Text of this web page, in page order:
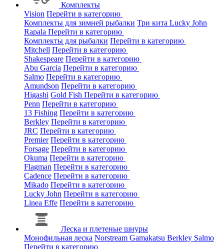
Комплекты
Vision Перейти в категорию
Комплекты для зимней рыбалки Три кита Lucky John
Rapala Перейти в категорию
Комплекты для рыбалки Перейти в категорию
Mitchell Перейти в категорию
Shakespeare Перейти в категорию
Abu Garcia Перейти в категорию
Salmo Перейти в категорию
Amundson Перейти в категорию
Higashi Gold Fish Перейти в категорию
Penn Перейти в категорию
13 Fishing Перейти в категорию
Berkley Перейти в категорию
JRC Перейти в категорию
Premier Перейти в категорию
Forsage Перейти в категорию
Okuma Перейти в категорию
Flagman Перейти в категорию
Cadence Перейти в категорию
Mikado Перейти в категорию
Lucky John Перейти в категорию
Linea Effe Перейти в категорию
Леска и плетеные шнуры
Монофильная леска Norstream Gamakatsu Berkley Salmo
Перейти в категорию